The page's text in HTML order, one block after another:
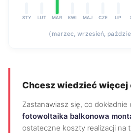
STY LUT MAR KWI MAJ CZE LIP
(marzec, wrzesień,
Chcesz wiedzieć więcej
Zastanawiasz się, co dokładnie
fotowoltaika balkonowa
ostateczne koszty realizacji na